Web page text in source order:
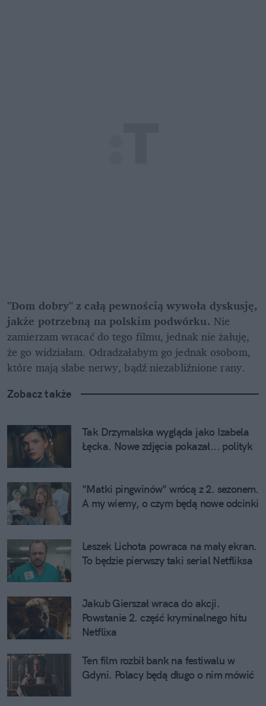
"Dom dobry" z całą pewnością wywoła dyskusję,
jakże potrzebną na polskim podwórku. Nie
zamierzam wracać do tego filmu, jednak nie żałuję,
że go widziałam. Odradzałabym go jednak osobom,
które mają słabe nerwy, bądź niezabliźnione rany.
Zobacz także
Tak Drzymalska wygląda jako Izabela
Łęcka. Nowe zdjęcia pokazał... polityk
"Matki pingwinów" wrócą z 2. sezonem.
A my wiemy, o czym będą nowe odcinki
Leszek Lichota powraca na mały ekran.
To będzie pierwszy taki serial Netfliksa
Jakub Gierszał wraca do akcji.
Powstanie 2. część kryminalnego hitu
Netflixa
Ten film rozbił bank na festiwalu w
Gdyni. Polacy będą długo o nim mówić